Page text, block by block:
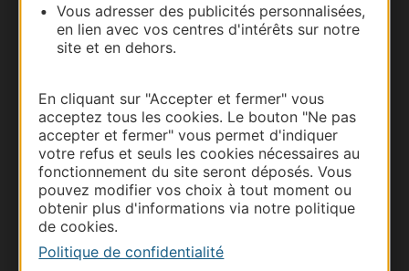
Vous adresser des publicités personnalisées,
en lien avec vos centres d'intérêts sur notre
site et en dehors.
En cliquant sur "Accepter et fermer" vous
acceptez tous les cookies. Le bouton "Ne pas
accepter et fermer" vous permet d'indiquer
votre refus et seuls les cookies nécessaires au
fonctionnement du site seront déposés. Vous
pouvez modifier vos choix à tout moment ou
obtenir plus d'informations via notre politique
de cookies.
Politique de confidentialité
Documentation